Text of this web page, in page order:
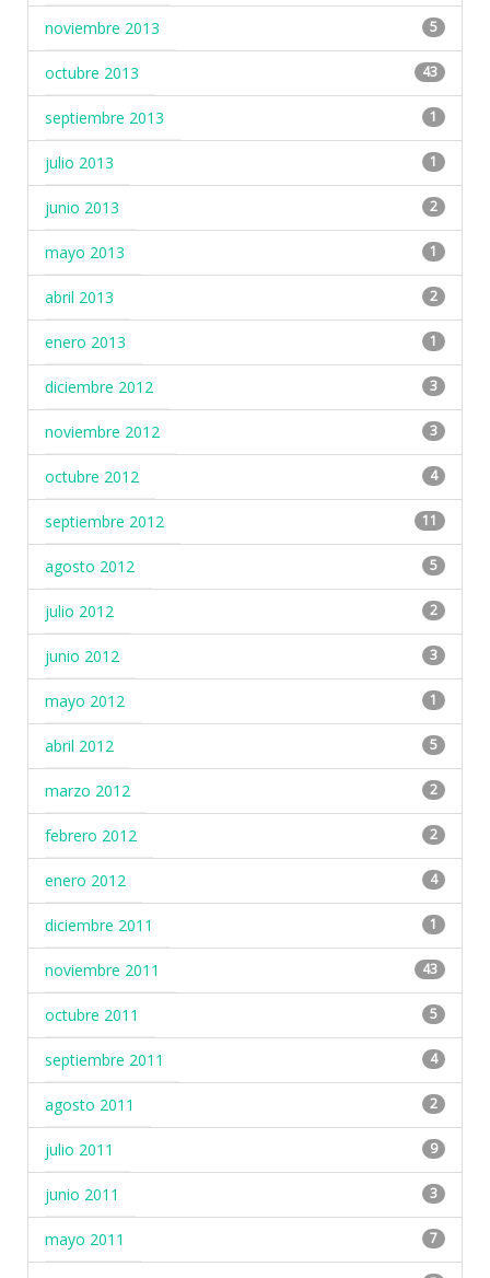
noviembre 2013 5
octubre 2013 43
septiembre 2013 1
julio 2013 1
junio 2013 2
mayo 2013 1
abril 2013 2
enero 2013 1
diciembre 2012 3
noviembre 2012 3
octubre 2012 4
septiembre 2012 11
agosto 2012 5
julio 2012 2
junio 2012 3
mayo 2012 1
abril 2012 5
marzo 2012 2
febrero 2012 2
enero 2012 4
diciembre 2011 1
noviembre 2011 43
octubre 2011 5
septiembre 2011 4
agosto 2011 2
julio 2011 9
junio 2011 3
mayo 2011 7